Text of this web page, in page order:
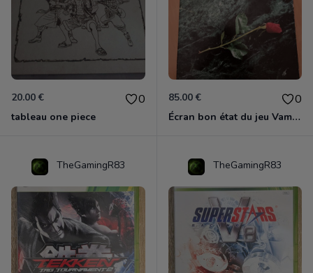
20.00 € 0
tableau one piece
85.00 € 0
Écran bon état du jeu Vampire et livre de règles « la mascarade » état d’usage
TheGamingR83 TheGamingR83